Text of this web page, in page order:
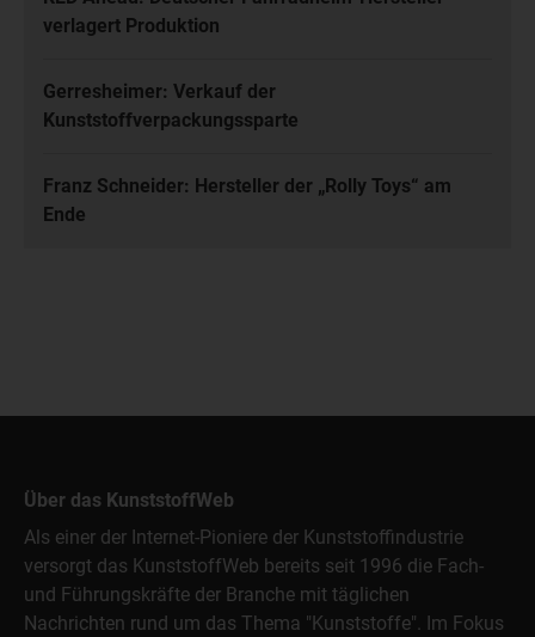
verlagert Produktion
Gerresheimer: Verkauf der
Kunststoffverpackungssparte
Franz Schneider: Hersteller der „Rolly Toys“ am
Ende
Über das KunststoffWeb
Als einer der Internet-Pioniere der Kunststoffindustrie
versorgt das KunststoffWeb bereits seit 1996 die Fach-
und Führungskräfte der Branche mit täglichen
Nachrichten rund um das Thema "Kunststoffe". Im Fokus